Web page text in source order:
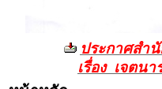
ประกาศสำ
เรื่อง เจตน